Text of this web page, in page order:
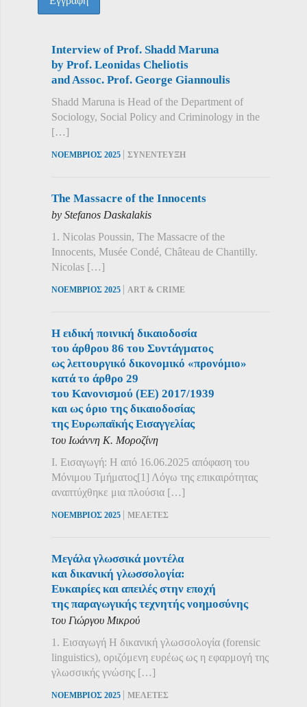
Interview of Prof. Shadd Maruna
by Prof. Leonidas Cheliotis
and Assoc. Prof. George Giannoulis
Shadd Maruna is Head of the Department of
Sociology, Social Policy and Criminology in the
[…]
ΝΟΕΜΒΡΙΟΣ 2025 | ΣΥΝΕΝΤΕΥΞΗ
The Massacre of the Innocents
by Stefanos Daskalakis
1. Nicolas Poussin, The Massacre of the
Innocents, Musée Condé, Château de Chantilly.
Nicolas […]
ΝΟΕΜΒΡΙΟΣ 2025 | ART & CRIME
Η ειδική ποινική δικαιοδοσία
του άρθρου 86 του Συντάγματος
ως λειτουργικό δικονομικό «προνόμιο»
κατά το άρθρο 29
του Κανονισμού (ΕΕ) 2017/1939
και ως όριο της δικαιοδοσίας
της Ευρωπαϊκής Εισαγγελίας
του Ιωάννη Κ. Μοροζίνη
Ι. Εισαγωγή: Η από 16.06.2025 απόφαση του
Μόνιμου Τμήματος[1] Λόγω της επικαιρότητας
αναπτύχθηκε μια πλούσια […]
ΝΟΕΜΒΡΙΟΣ 2025 | ΜΕΛΕΤΕΣ
Μεγάλα γλωσσικά μοντέλα
και δικανική γλωσσολογία:
Ευκαιρίες και απειλές στην εποχή
της παραγωγικής τεχνητής νοημοσύνης
του Γιώργου Μικρού
1. Εισαγωγή Η δικανική γλωσσολογία (forensic
linguistics), οριζόμενη ευρέως ως η εφαρμογή της
γλωσσικής γνώσης […]
ΝΟΕΜΒΡΙΟΣ 2025 | ΜΕΛΕΤΕΣ